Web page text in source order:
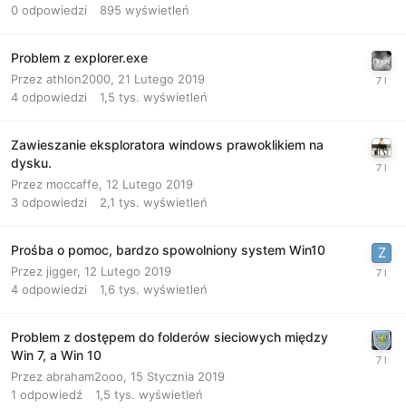
0 odpowiedzi 895 wyświetleń
Problem z explorer.exe
Przez athlon2000 21 Lutego 2019
4 odpowiedzi 1,5 tys. wyświetleń
Zawieszanie eksploratora windows prawoklikiem na
dysku.
Przez moccaffe 12 Lutego 2019
3 odpowiedzi 2,1 tys. wyświetleń
Prośba o pomoc, bardzo spowolniony system Win10
Przez jigger, 12 Lutego 2019
4 odpowiedzi 1,6 tys. wyświetleń
Problem z dostępem do folderów sieciowych między
Win 7, a Win 10
Przez abraham2ooo 15 Stycznia 2019
1 odpowiedź 1,5 tys. wyświetleń